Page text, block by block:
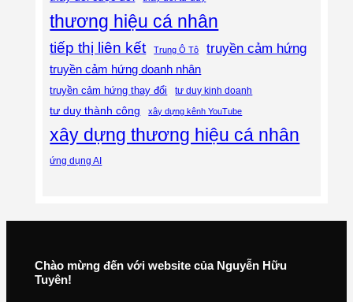
thương hiệu cá nhân
tiếp thị liên kết Trung Ô Tô truyền cảm hứng
truyền cảm hứng doanh nhân
truyền cảm hứng thay đổi tư duy kinh doanh
tư duy thành công xây dựng kênh YouTube
xây dựng thương hiệu cá nhân
ứng dụng AI
Chào mừng đến với website của Nguyễn Hữu
Tuyên!